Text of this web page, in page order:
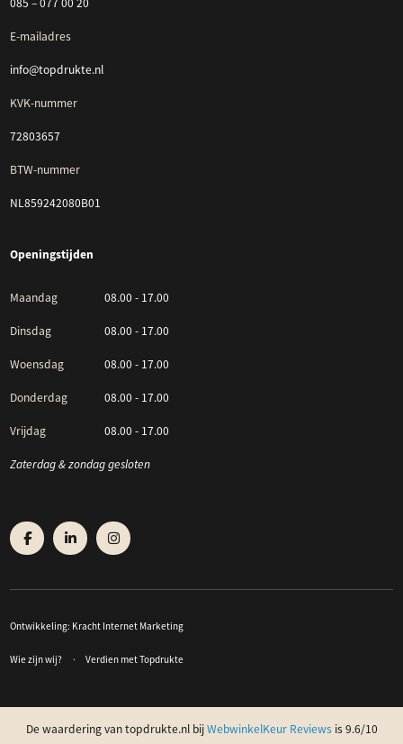
085 – 077 00 20
E-mailadres
info@topdrukte.nl
KVK-nummer
72803657
BTW-nummer
NL859242080B01
Openingstijden
Maandag 08.00 - 17.00
Dinsdag 08.00 - 17.00
Woensdag 08.00 - 17.00
Donderdag 08.00 - 17.00
Vrijdag 08.00 - 17.00
Zaterdag & zondag gesloten
Ontwikkeling: Kracht Internet Marketing
Wie zijn wij? Verdien met Topdrukte
De waardering van topdrukte.nl bijWebwinkelKeur Reviewsis 9.6/10